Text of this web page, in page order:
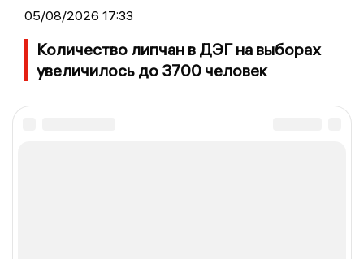
05/08/2026 17:33
Количество липчан в ДЭГ на выборах
увеличилось до 3700 человек